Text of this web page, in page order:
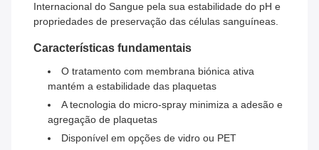
Internacional do Sangue pela sua estabilidade do pH e
propriedades de preservação das células sanguíneas.
Características fundamentais
O tratamento com membrana biónica ativa
mantém a estabilidade das plaquetas
A tecnologia do micro-spray minimiza a adesão e
agregação de plaquetas
Disponível em opções de vidro ou PET